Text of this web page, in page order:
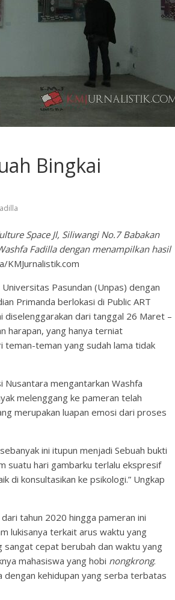
Bingkai
Space Jl, Siliwangi No.7 Babakan
Fadilla dengan menampilkan hasil
KMJurnalistik.com
Pasundan (Unpas) dengan
Primanda berlokasi di Public ART
diselenggarakan dari tanggal 26 Maret –
harapan, yang hanya terniat
teman-teman yang sudah lama tidak
mengantarkan Washfa
melenggang ke pameran telah
merupakan luapan emosi dari proses
ini itupun menjadi Sebuah bukti
suatu hari gambarku terlalu ekspresif
di konsultasikan ke psikologi.” Ungkap
tahun 2020 hingga pameran ini
lukisanya terkait arus waktu yang
cepat berubah dan waktu yang
mahasiswa yang hobi nongkrong.
dengan kehidupan yang serba terbatas